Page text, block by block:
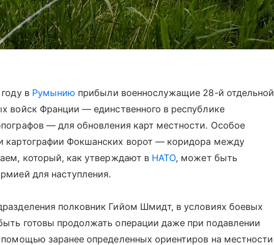
в Румынию прибыли военнослужащие 28-й отдельной
войск Франции — единственного в республике
— для обновления карт местности. Особое
картографии Фокшанских ворот — коридора между
который, как утверждают в НАТО, может быть
для наступления.
полковник Гийом Шмидт, в условиях боевых
готовы продолжать операции даже при подавлении
заранее определенных ориентиров на местности